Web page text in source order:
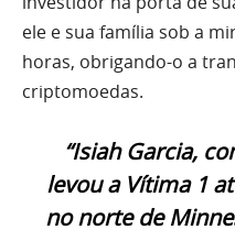
ele e sua família sob a
horas, obrigando-o a
criptomoedas.
“Isiah Garcia,
levou a Vítima 1
no norte de